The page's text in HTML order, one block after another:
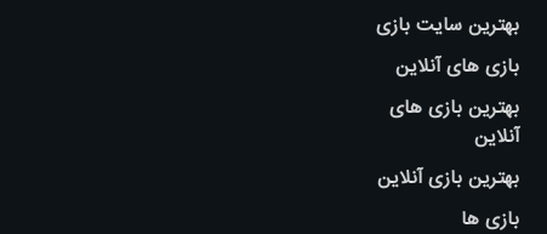
بهترین سایت بازی
بازی های آنلاین
بهترین بازی های
آنلاین
بهترین بازی آنلاین
بازی ها